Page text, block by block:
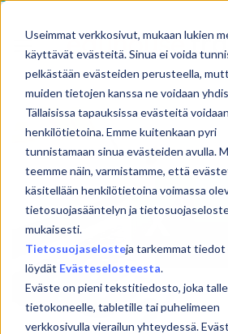
Useimmat verkkosivut, mukaan lukien
käyttävät evästeitä. Sinua ei voida
pelkästään evästeiden perusteella,
muiden tietojen kanssa ne voidaan
Tällaisissa tapauksissa evästeitä
henkilötietoina. Emme kuitenkaan pyri
tunnistamaan sinua evästeiden avulla.
teemme näin, varmistamme, että
käsitellään henkilötietoina voimassa
tietosuojasääntelyn ja
mukaisesti.
Tietosuojaselosteja tarkemmat
löydät Evästeselosteesta.
Eväste on pieni tekstitiedosto, joka
tietokoneelle, tabletille tai puhelimeen
verkkosivulla vierailun yhteydessä.
Skip
content